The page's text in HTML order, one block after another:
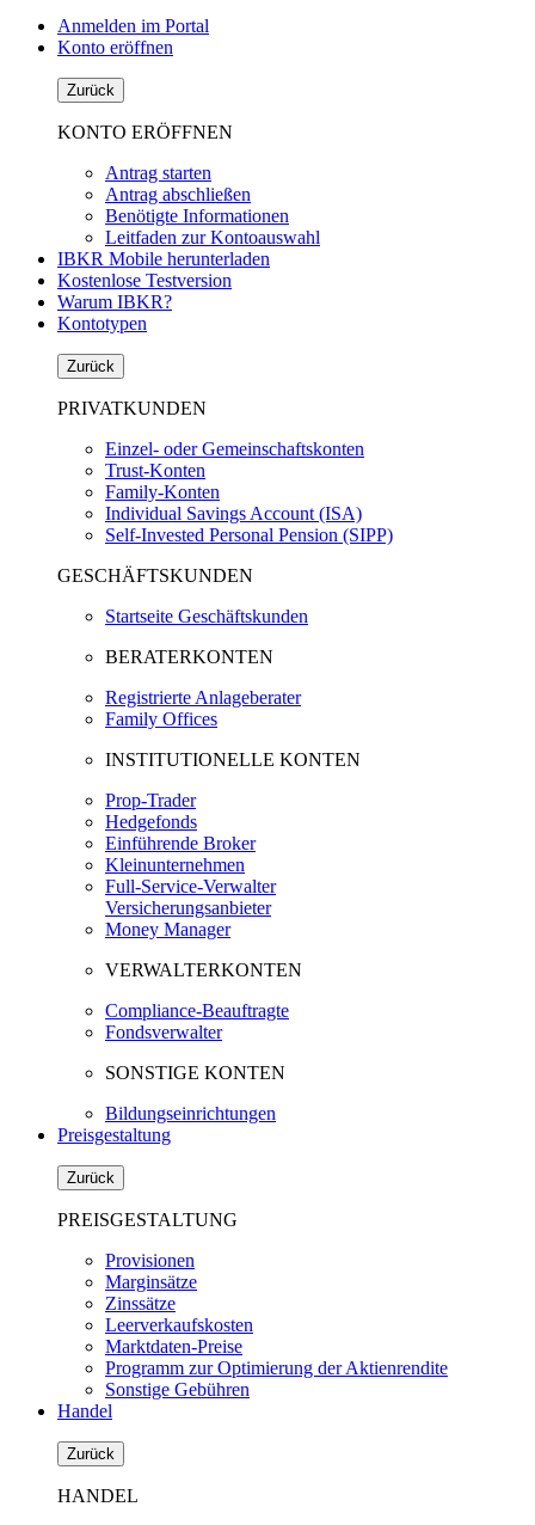
Anmelden im Portal
Konto eröffnen
Zurück
KONTO ERÖFFNEN
Antrag starten
Antrag abschließen
Benötigte Informationen
Leitfaden zur Kontoauswahl
IBKR Mobile herunterladen
Kostenlose Testversion
Warum IBKR?
Kontotypen
Zurück
PRIVATKUNDEN
Einzel- oder Gemeinschaftskonten
Trust-Konten
Family-Konten
Individual Savings Account (ISA)
Self-Invested Personal Pension (SIPP)
GESCHÄFTSKUNDEN
Startseite Geschäftskunden
BERATERKONTEN
Registrierte Anlageberater
Family Offices
INSTITUTIONELLE KONTEN
Prop-Trader
Hedgefonds
Einführende Broker
Kleinunternehmen
Full-Service-Verwalter
Versicherungsanbieter
Money Manager
VERWALTERKONTEN
Compliance-Beauftragte
Fondsverwalter
SONSTIGE KONTEN
Bildungseinrichtungen
Preisgestaltung
Zurück
PREISGESTALTUNG
Provisionen
Marginsätze
Zinssätze
Leerverkaufskosten
Marktdaten-Preise
Programm zur Optimierung der Aktienrendite
Sonstige Gebühren
Handel
Zurück
HANDEL